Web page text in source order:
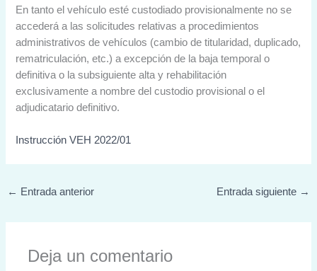
En tanto el vehículo esté custodiado provisionalmente no se
accederá a las solicitudes relativas a procedimientos
administrativos de vehículos (cambio de titularidad, duplicado,
rematriculación, etc.) a excepción de la baja temporal o
definitiva o la subsiguiente alta y rehabilitación
exclusivamente a nombre del custodio provisional o el
adjudicatario definitivo.
Instrucción VEH 2022/01
← Entrada anterior Entrada siguiente →
Deja un comentario